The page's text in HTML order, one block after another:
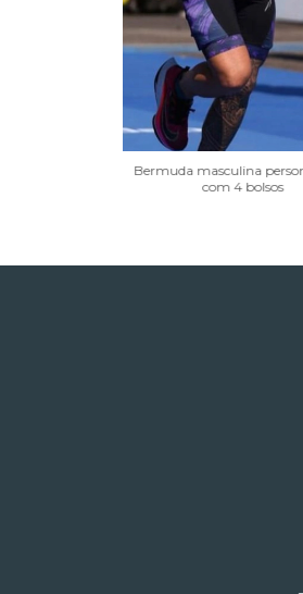
Bermuda masculina
com 4 bolsos